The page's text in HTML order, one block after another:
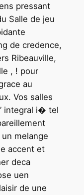
pressant
Salle de jeu
de credence,
Ribeauville,
, ! pour
au
Vos salles
integral i� tel
melange
accent et
deca
uen
de une